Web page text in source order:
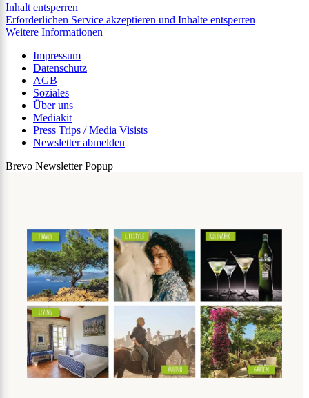
Inhalt entsperren
Erforderlichen Service akzeptieren und Inhalte entsperren
Weitere Informationen
Impressum
Datenschutz
AGB
Soziales
Über uns
Mediakit
Press Trips / Media Visists
Newsletter abmelden
Brevo Newsletter Popup